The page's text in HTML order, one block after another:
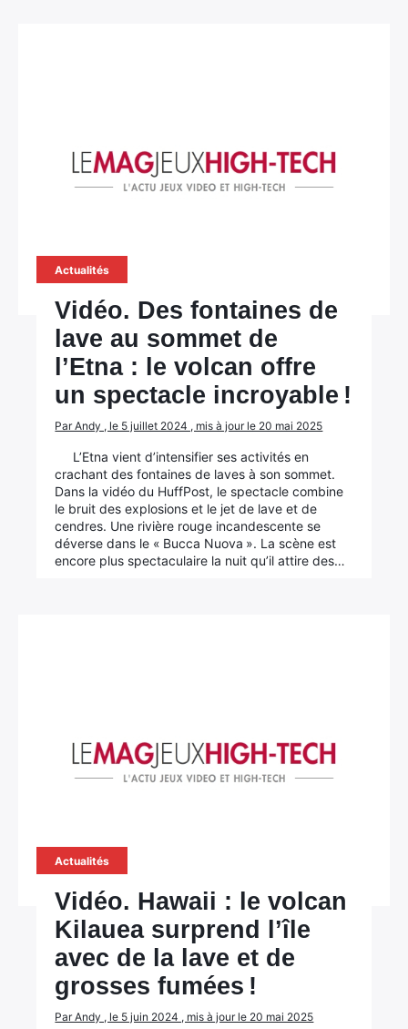
Actualités
Vidéo. Des fontaines de
lave au sommet de
l’Etna : le volcan offre
un spectacle incroyable !
Par Andy , le 5 juillet 2024 , mis à jour le 20 mai 2025
L’Etna vient d’intensifier ses activités en
crachant des fontaines de laves à son sommet.
Dans la vidéo du HuffPost, le spectacle combine
le bruit des explosions et le jet de lave et de
cendres. Une rivière rouge incandescente se
déverse dans le « Bucca Nuova ». La scène est
encore plus spectaculaire la nuit qu’il attire des…
Actualités
Vidéo. Hawaii : le volcan
Kilauea surprend l’île
avec de la lave et de
grosses fumées !
Par Andy , le 5 juin 2024 , mis à jour le 20 mai 2025